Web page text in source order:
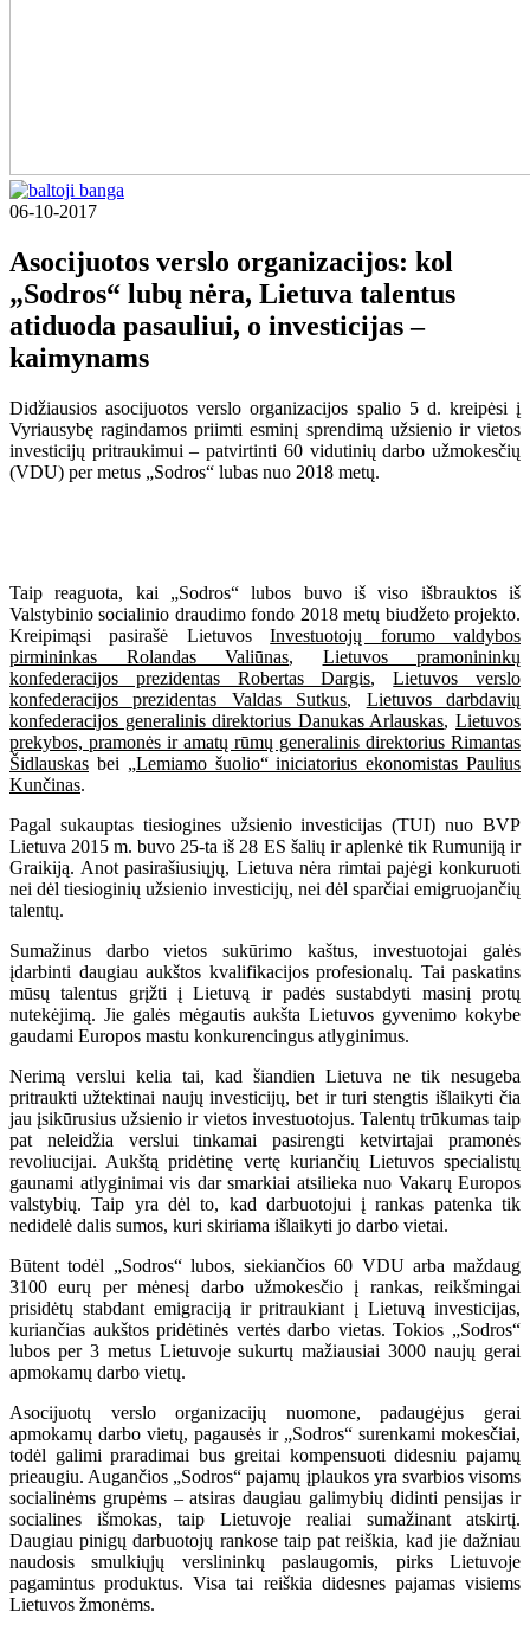
06-10-2017
Asocijuotos verslo organizacijos: kol
„Sodros“ lubų nėra, Lietuva talentus
atiduoda pasauliui, o investicijas –
kaimynams
Didžiausios asocijuotos verslo organizacijos spalio 5 d. kreipėsi į
Vyriausybę ragindamos priimti esminį sprendimą užsienio ir vietos
investicijų pritraukimui – patvirtinti 60 vidutinių darbo užmokesčių
(VDU) per metus „Sodros“ lubas nuo 2018 metų.
Taip reaguota, kai „Sodros“ lubos buvo iš viso išbrauktos iš
Valstybinio socialinio draudimo fondo 2018 metų biudžeto projekto.
Kreipimąsi pasirašė LietuvosInvestuotojų forumo valdybos
pirmininkas Rolandas Valiūnas, Lietuvos pramonininkų
konfederacijos prezidentas Robertas Dargis,Lietuvos verslo
konfederacijos prezidentas Valdas Sutkus, Lietuvos darbdavių
konfederacijos generalinis direktorius Danukas Arlauskas,Lietuvos
prekybos, pramonės ir amatų rūmų generalinis direktorius Rimantas
Šidlauskas bei „Lemiamo šuolio“ iniciatorius ekonomistas Paulius
Kunčinas.
Pagal sukauptas tiesiogines užsienio investicijas (TUI) nuo BVP
Lietuva 2015 m. buvo 25-ta iš 28 ES šalių ir aplenkė tik Rumuniją ir
Graikiją. Anot pasirašiusiųjų, Lietuva nėra rimtai pajėgi konkuruoti
nei dėl tiesioginių užsienio investicijų, nei dėl sparčiai emigruojančių
talentų.
Sumažinus darbo vietos sukūrimo kaštus, investuotojai galės
įdarbinti daugiau aukštos kvalifikacijos profesionalų. Tai paskatins
mūsų talentus grįžti į Lietuvą ir padės sustabdyti masinį protų
nutekėjimą. Jie galės mėgautis aukšta Lietuvos gyvenimo kokybe
gaudami Europos mastu konkurencingus atlyginimus.
Nerimą verslui kelia tai, kad šiandien Lietuva ne tik nesugeba
pritraukti užtektinai naujų investicijų, bet ir turi stengtis išlaikyti čia
jau įsikūrusius užsienio ir vietos investuotojus. Talentų trūkumas taip
pat neleidžia verslui tinkamai pasirengti ketvirtajai pramonės
revoliucijai. Aukštą pridėtinę vertę kuriančių Lietuvos specialistų
gaunami atlyginimai vis dar smarkiai atsilieka nuo Vakarų Europos
valstybių. Taip yra dėl to, kad darbuotojui į rankas patenka tik
nedidelė dalis sumos, kuri skiriama išlaikyti jo darbo vietai.
Būtent todėl „Sodros“ lubos, siekiančios 60 VDU arba maždaug
3100 eurų per mėnesį darbo užmokesčio į rankas, reikšmingai
prisidėtų stabdant emigraciją ir pritraukiant į Lietuvą investicijas,
kuriančias aukštos pridėtinės vertės darbo vietas. Tokios „Sodros“
lubos per 3 metus Lietuvoje sukurtų mažiausiai 3000 naujų gerai
apmokamų darbo vietų.
Asocijuotų verslo organizacijų nuomone, padaugėjus gerai
apmokamų darbo vietų, pagausės ir „Sodros“ surenkami mokesčiai,
todėl galimi praradimai bus greitai kompensuoti didesniu pajamų
prieaugiu. Augančios „Sodros“ pajamų įplaukos yra svarbios visoms
socialinėms grupėms – atsiras daugiau galimybių didinti pensijas ir
socialines išmokas, taip Lietuvoje realiai sumažinant atskirtį.
Daugiau pinigų darbuotojų rankose taip pat reiškia, kad jie dažniau
naudosis smulkiųjų verslininkų paslaugomis, pirks Lietuvoje
pagamintus produktus. Visa tai reiškia didesnes pajamas visiems
Lietuvos žmonėms.